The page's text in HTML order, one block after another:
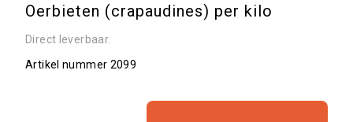
Oerbieten (crapaudines) per kilo
Direct leverbaar.
Artikel nummer 2099